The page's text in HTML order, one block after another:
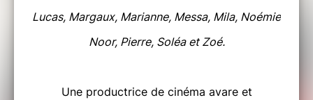
Lucas, Margaux, Marianne, Messa, Mila, Noémie,
Noor, Pierre, Soléa et Zoé.
Une productrice de cinéma avare et